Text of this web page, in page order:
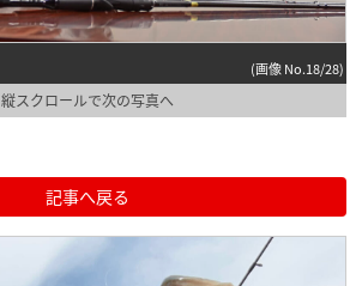
(画像 No.18/28)
縦スクロールで次の写真へ
記事へ戻る